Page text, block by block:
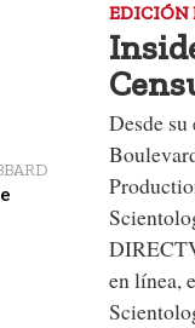
EDICIÓN
Desde
en línea,